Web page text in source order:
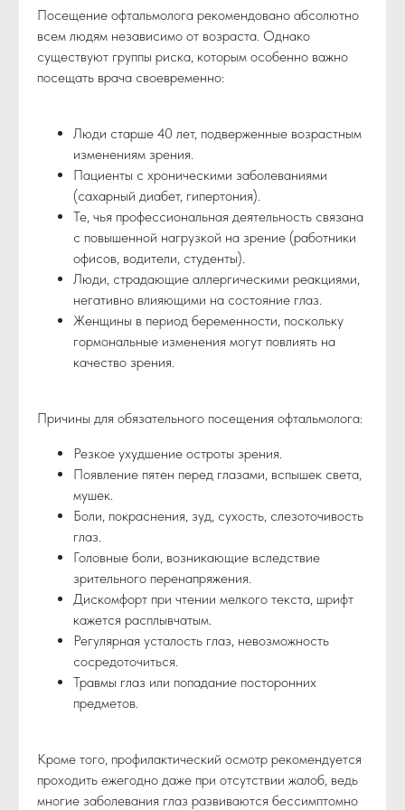
Посещение офтальмолога рекомендовано абсолютно
всем людям независимо от возраста. Однако
существуют группы риска, которым особенно важно
посещать врача своевременно:
Люди старше 40 лет, подверженные возрастным
изменениям зрения.
Пациенты с хроническими заболеваниями
(сахарный диабет, гипертония).
Те, чья профессиональная деятельность связана
с повышенной нагрузкой на зрение (работники
офисов, водители, студенты).
Люди, страдающие аллергическими реакциями,
негативно влияющими на состояние глаз.
Женщины в период беременности, поскольку
гормональные изменения могут повлиять на
качество зрения.
Причины для обязательного посещения офтальмолога:
Резкое ухудшение остроты зрения.
Появление пятен перед глазами, вспышек света,
мушек.
Боли, покраснения, зуд, сухость, слезоточивость
глаз.
Головные боли, возникающие вследствие
зрительного перенапряжения.
Дискомфорт при чтении мелкого текста, шрифт
кажется расплывчатым.
Регулярная усталость глаз, невозможность
сосредоточиться.
Травмы глаз или попадание посторонних
предметов.
Кроме того, профилактический осмотр рекомендуется
проходить ежегодно даже при отсутствии жалоб, ведь
многие заболевания глаз развиваются бессимптомно